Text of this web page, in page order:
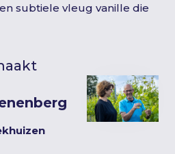
subtiele vleug vanille die